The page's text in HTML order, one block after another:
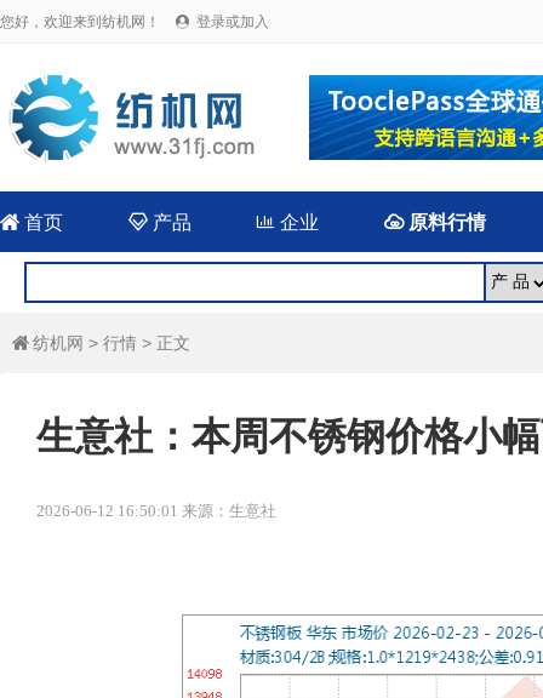
您好，欢迎来到纺机网！  登录或加入
 首页 产品  企业 原料行情
 纺机网 > 行情 > 正文
生意社：本周不锈钢价格小
2026-06-12 16:50:01 来源：生意社